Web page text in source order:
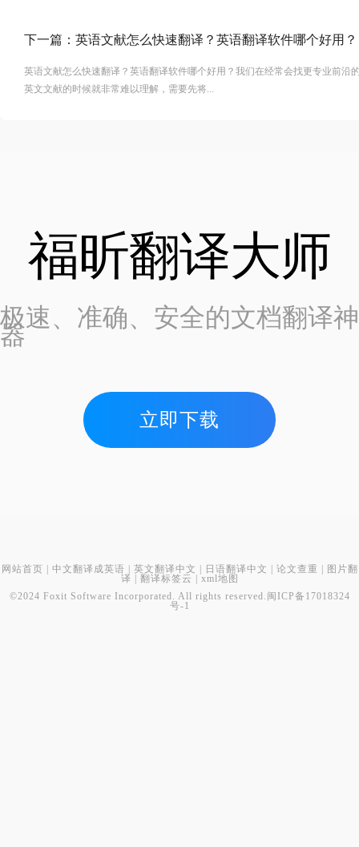
下一篇： 英语文献怎么快速翻译？英语翻译软件哪个好用？
英语文献怎么快速翻译？英语翻译软件哪个好用？我们在经常会找更专业前沿
英文文献的时候就非常难以理解，需要先将...
福昕翻译大师
极速、准确、安全的文档翻译神
器
立即下载
网站首页 中文翻译成英语 英文翻译中文 日语翻译中文 论文查重
图片翻
译
翻译标签云
xml地图
©2024 Foxit Software Incorporated. All rights reserved. 闽ICP备17018324
号-1